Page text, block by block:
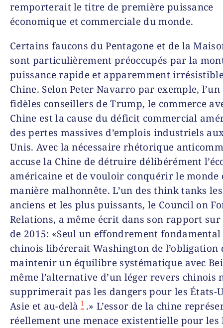
remporterait le titre de première puissance
économique et commerciale du monde.
Certains faucons du Pentagone et de la
sont particulièrement préoccupés par la
puissance rapide et apparemment
Chine. Selon Peter Navarro par exemple,
fidèles conseillers de Trump, le commerce
Chine est la cause du déficit commercial
des pertes massives d’emplois industriels
Unis. Avec la nécessaire rhétorique
accuse la Chine de détruire délibérément
américaine et de vouloir conquérir le monde
manière malhonnête. L’un des think tanks
anciens et les plus puissants, le Council on
Relations, a même écrit dans son rapport sur
de 2015: «Seul un effondrement fondamental
chinois libérerait Washington de l’obligation
maintenir un équilibre systématique avec
même l’alternative d’un léger revers chinois
supprimerait pas les dangers pour les États-
Asie et au-delà 1 .» L’essor de la chine
réellement une menace existentielle pour les